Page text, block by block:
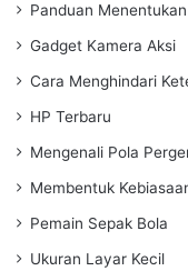
Panduan
Gadget Kamera Aksi
Cara Menghindari
HP Terbaru
Mengenali Pola
Membentuk
Pemain Sepak Bola
Ukuran Layar Kecil